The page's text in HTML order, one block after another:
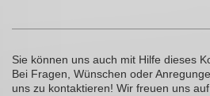
Sie können uns auch mit Hilfe dieses
Bei Fragen, Wünschen oder
uns zu kontaktieren! Wir freuen uns